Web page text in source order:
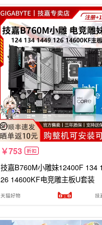
753 折扣
技嘉B760M小雕妹12400F 134
26 14600KF电竞雕主板U套装
天猫好物 技